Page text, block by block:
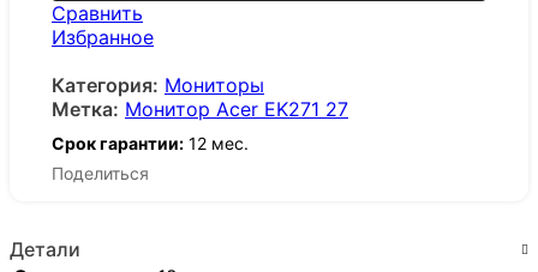
Сравнить
Избранное
Категория: Мониторы
Метка: Монитор Acer EK271 27
Срок гарантии: 12 мес.
Поделиться
Детали